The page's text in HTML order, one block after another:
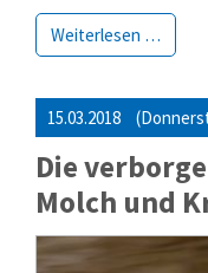
Weiterlesen …
15.03.2018
Die
Molch und